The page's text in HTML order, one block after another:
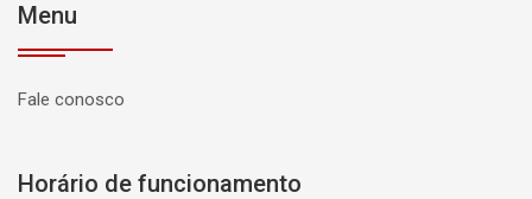
Menu
Fale conosco
Horário de funcionamento